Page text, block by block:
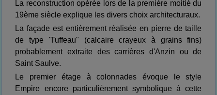
La reconstruction opérée lors de la première moitié du
19ème siècle explique les divers choix architecturaux.
La façade est entièrement réalisée en pierre de taille
de type 'Tuffeau" (calcaire crayeux à grains fins)
probablement extraite des carrières d'Anzin ou de
Saint Saulve.
Le premier étage à colonnades évoque le style
Empire encore particulièrement symbolique à cette